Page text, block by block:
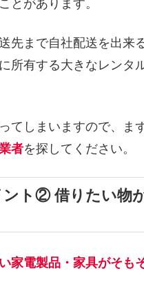
とがあります。
先まで自社配送を出来
所有する大きなレンタ
てしまいますので、ま
者を探してください。
ト② 借りたい物
家電製品・家具がそも